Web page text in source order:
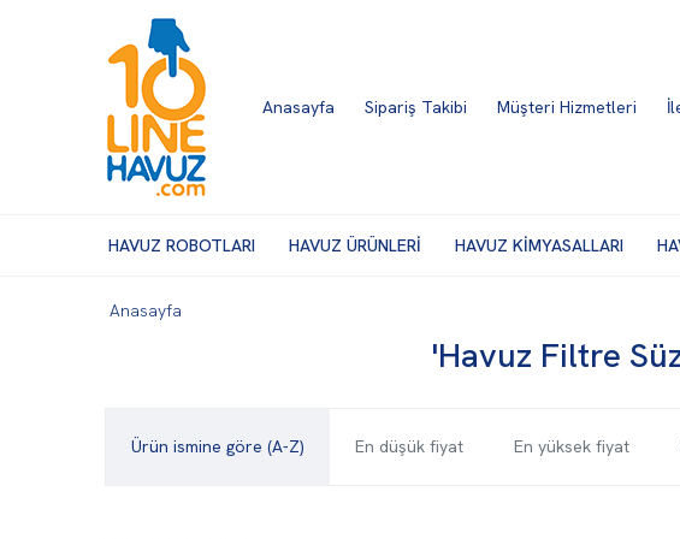
Anasayfa Sipariş Takibi Müşteri Hizmetleri
HAVUZ ROBOTLARI HAVUZ ÜRÜNLERİ HAVUZ KİMYASALLARI
'Havuz Filtre
Anasayfa
Ürün ismine göre (A-Z) En düşük fiyat En yüksek fiyat